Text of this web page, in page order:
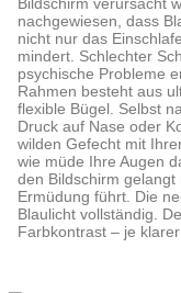
nachgewiesen, dass
nicht nur das
mindert. Schlechter
psychische Probleme
Rahmen besteht aus
flexible Bügel. Selbst
Druck auf Nase oder
wilden Gefecht mit
wie müde Ihre Augen
den Bildschirm
Ermüdung führt. Die
Blaulicht vollständig.
Farbkontrast – je